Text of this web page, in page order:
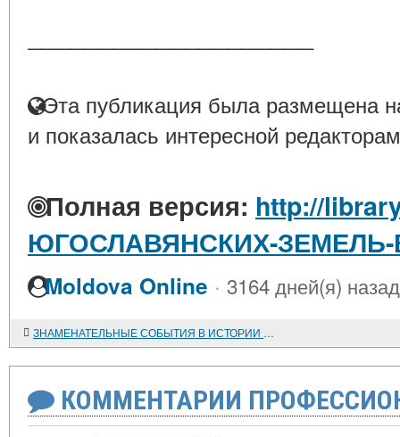
Эта публикация была размещена
и показалась интересной
Полная версия: http://
ЮГОСЛАВЯНСКИХ-
Moldova Online · 3164 дней(я) назад
ЗНАМЕНАТЕЛЬНЫЕ СОБЫТИЯ В ИСТОРИИ АЛБАНСКОГО НАРОДА
КОММЕНТАРИИ